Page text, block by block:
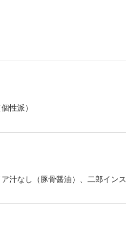
性派）
汁なし（豚骨醤油）、二郎イン